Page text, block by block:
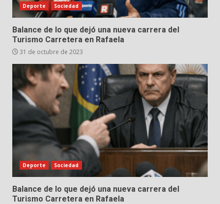
Deporte Sociedad
Balance de lo que dejó una nueva carrera del
Turismo Carretera en Rafaela
31 de octubre de 2023
Deporte Sociedad
Balance de lo que dejó una nueva carrera del
Turismo Carretera en Rafaela